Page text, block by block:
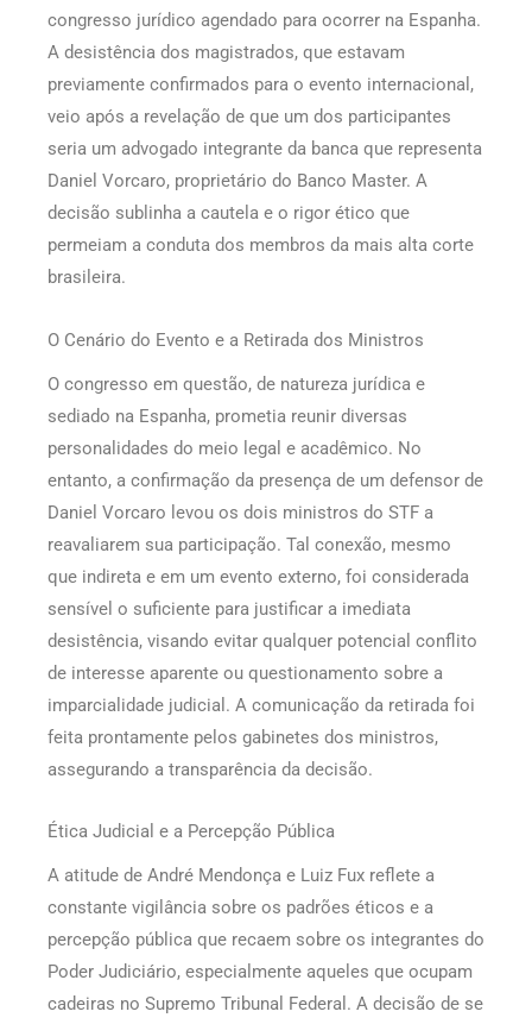
congresso jurídico agendado para ocorrer na Espanha.
A desistência dos magistrados, que estavam
previamente confirmados para o evento internacional,
veio após a revelação de que um dos participantes
seria um advogado integrante da banca que representa
Daniel Vorcaro, proprietário do Banco Master. A
decisão sublinha a cautela e o rigor ético que
permeiam a conduta dos membros da mais alta corte
brasileira.
O Cenário do Evento e a Retirada dos Ministros
O congresso em questão, de natureza jurídica e
sediado na Espanha, prometia reunir diversas
personalidades do meio legal e acadêmico. No
entanto, a confirmação da presença de um defensor de
Daniel Vorcaro levou os dois ministros do STF a
reavaliarem sua participação. Tal conexão, mesmo
que indireta e em um evento externo, foi considerada
sensível o suficiente para justificar a imediata
desistência, visando evitar qualquer potencial conflito
de interesse aparente ou questionamento sobre a
imparcialidade judicial. A comunicação da retirada foi
feita prontamente pelos gabinetes dos ministros,
assegurando a transparência da decisão.
Ética Judicial e a Percepção Pública
A atitude de André Mendonça e Luiz Fux reflete a
constante vigilância sobre os padrões éticos e a
percepção pública que recaem sobre os integrantes do
Poder Judiciário, especialmente aqueles que ocupam
cadeiras no Supremo Tribunal Federal. A decisão de se